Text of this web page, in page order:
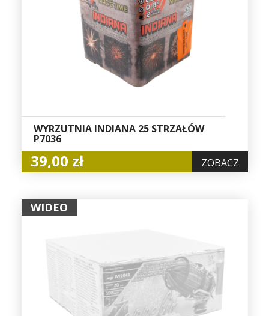
WYRZUTNIA INDIANA 25 STRZAŁÓW
P7036
39,00 zł ZOBACZ
WIDEO